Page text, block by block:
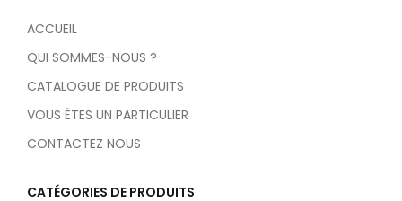
ACCUEIL
QUI SOMMES-NOUS ?
CATALOGUE DE PRODUITS
VOUS ÊTES UN PARTICULIER
CONTACTEZ NOUS
CATÉGORIES DE PRODUITS